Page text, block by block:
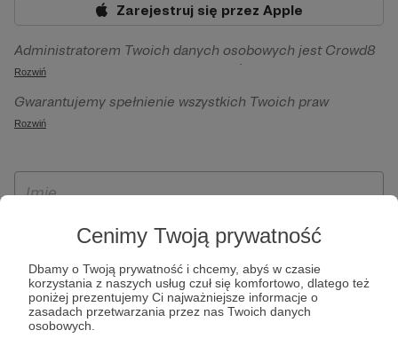
Cenimy Twoją prywatność
Dbamy o Twoją prywatność i chcemy, abyś w czasie
korzystania z naszych usług czuł się komfortowo, dlatego też
poniżej prezentujemy Ci najważniejsze informacje o
zasadach przetwarzania przez nas Twoich danych
osobowych.
Zarejestruj się przez Apple
Administratorem Twoich danych osobowych jest Crowd8
sp. z o.o. z siedziba w Warszawie, ul. Żwirki i Wigury 16, 02-
092 Warszawa. Twoje dane osobowe będą przetwarzane w
szczególności w celu wykonania umowy zawartej z Tobą, w
Patronite.pl, w tym możliwości dokonywania oraz
otrzymywania wsparcia na naszej platformie oraz
Rozwiń
Gwarantujemy spełnienie wszystkich Twoich praw
wynikających z ogólnego rozporządzenia o ochronie
ich przenoszenia, niepodlegania zautomatyzowanemu
wyrażenia sprzeciwu wobec przetwarzania Twoich danych
osobowych. Rejestracja dla osób niepełnoletnich możliwa
jest po przekazaniu podpisanego formularza "Zgodna na
założenie konta przez osobę niepełnoletnią", formularz
dostępny jest na stronie regulaminu Patronite.pl.
Rozwiń